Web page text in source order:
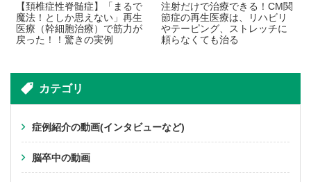
【頚椎症性脊髄症】「まるで
魔法！としか思えない」再生
医療（幹細胞治療）で筋力が
戻った！！驚きの実例
注射だけで治療できる！CM関
節症の再生医療は、リハビリ
やテーピング、ストレッチに
頼らなくても治る
カテゴリ
症例紹介の動画(インタビューなど)
脳卒中の動画